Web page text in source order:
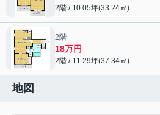
2階 / 10.05坪(33.24㎡)
2階
18万円
2階 / 11.29坪(37.34㎡)
地図